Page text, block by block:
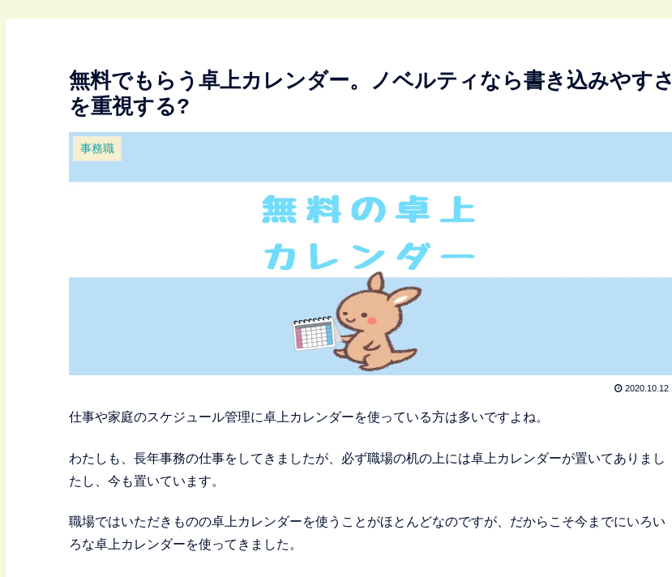
無料でもらう卓上カレンダー。ノベルティなら書き込みやすさ
を重視する?
事務職
2020.10.12
仕事や家庭のスケジュール管理に卓上カレンダーを使っている方は多いですよね。
わたしも、長年事務の仕事をしてきましたが、必ず職場の机の上には卓上カレンダーが置いてありまし
たし、今も置いています。
職場ではいただきものの卓上カレンダーを使うことがほとんどなのですが、だからこそ今までにいろい
ろな卓上カレンダーを使ってきました。